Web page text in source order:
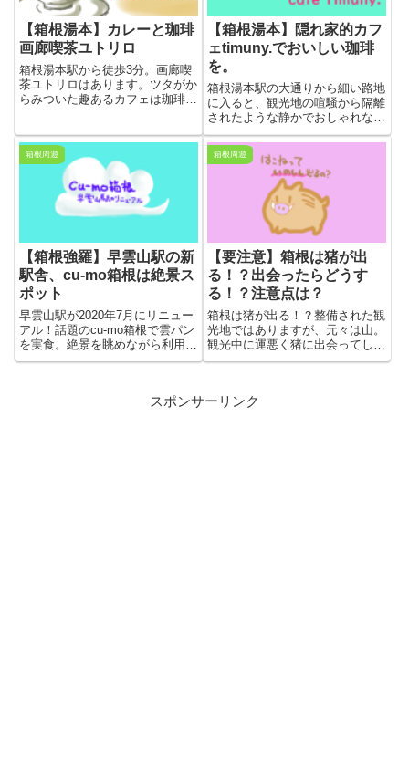
【箱根湯本】カレーと珈琲
画廊喫茶ユトリロ
箱根湯本駅から徒歩3分。画廊喫
茶ユトリロはあります。ツタがか
らみついた趣あるカフェは珈琲と
つつ、観光につかれた体を休める
のはいかがでしょうか。まったり
癒しスポット。
【箱根湯本】隠れ家的カフ
ェtimuny.でおいしい珈琲
を。
箱根湯本駅の大通りから細い路地
に入ると、観光地の喧騒から隔離
されたような静かでおしゃれなカ
フェがあります。川の音を聞きな
がら珈琲をすすっていいると、な
んだか心に余裕が生まれる感じが
します。そんなカフェ、Timuny.
に行ってきました。
箱根周遊
【箱根強羅】早雲山駅の新
駅舎、cu-mo箱根は絶景ス
ポット
早雲山駅が2020年7月にリニュー
アル！話題のcu-mo箱根で雲パン
を実食。絶景を眺めながら利用で
きる足湯もありました。
箱根周遊
【要注意】箱根は猪が出
る！？出会ったらどうす
る！？注意点は？
箱根は猪が出る！？整備された観
光地ではありますが、元々は山。
観光中に運悪く猪に出会ってしま
った時の対処法をご紹介します。
スポンサーリンク